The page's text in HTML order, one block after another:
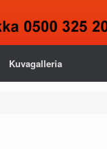
Kuvagalleria